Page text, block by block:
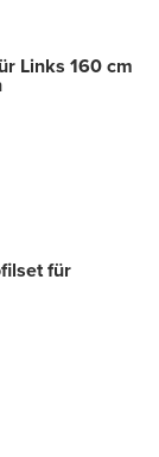
Links 160 cm
für